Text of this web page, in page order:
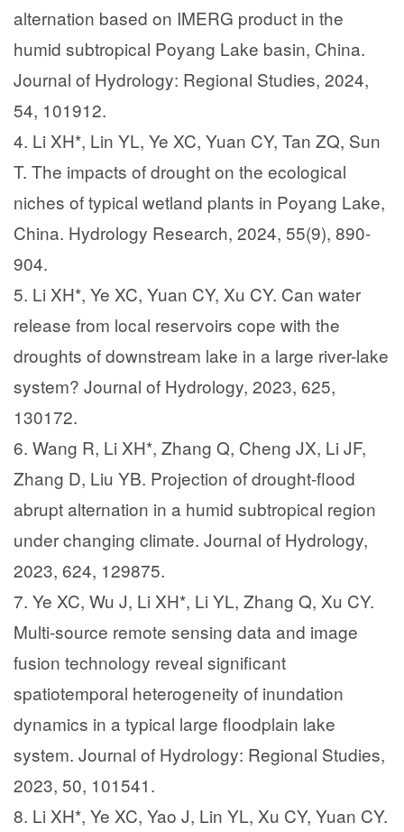
alternation based on IMERG product in the
humid subtropical Poyang Lake basin, China.
Journal of Hydrology: Regional Studies, 2024,
54, 101912.
4. Li XH*, Lin YL, Ye XC, Yuan CY, Tan ZQ, Sun
T. The impacts of drought on the ecological
niches of typical wetland plants in Poyang Lake,
China. Hydrology Research, 2024, 55(9), 890-
904.
5. Li XH*, Ye XC, Yuan CY, Xu CY. Can water
release from local reservoirs cope with the
droughts of downstream lake in a large river-lake
system? Journal of Hydrology, 2023, 625,
130172.
6. Wang R, Li XH*, Zhang Q, Cheng JX, Li JF,
Zhang D, Liu YB. Projection of drought-flood
abrupt alternation in a humid subtropical region
under changing climate. Journal of Hydrology,
2023, 624, 129875.
7. Ye XC, Wu J, Li XH*, Li YL, Zhang Q, Xu CY.
Multi-source remote sensing data and image
fusion technology reveal significant
spatiotemporal heterogeneity of inundation
dynamics in a typical large floodplain lake
system. Journal of Hydrology: Regional Studies,
2023, 50, 101541.
8. Li XH*, Ye XC, Yao J, Lin YL, Xu CY, Yuan CY.